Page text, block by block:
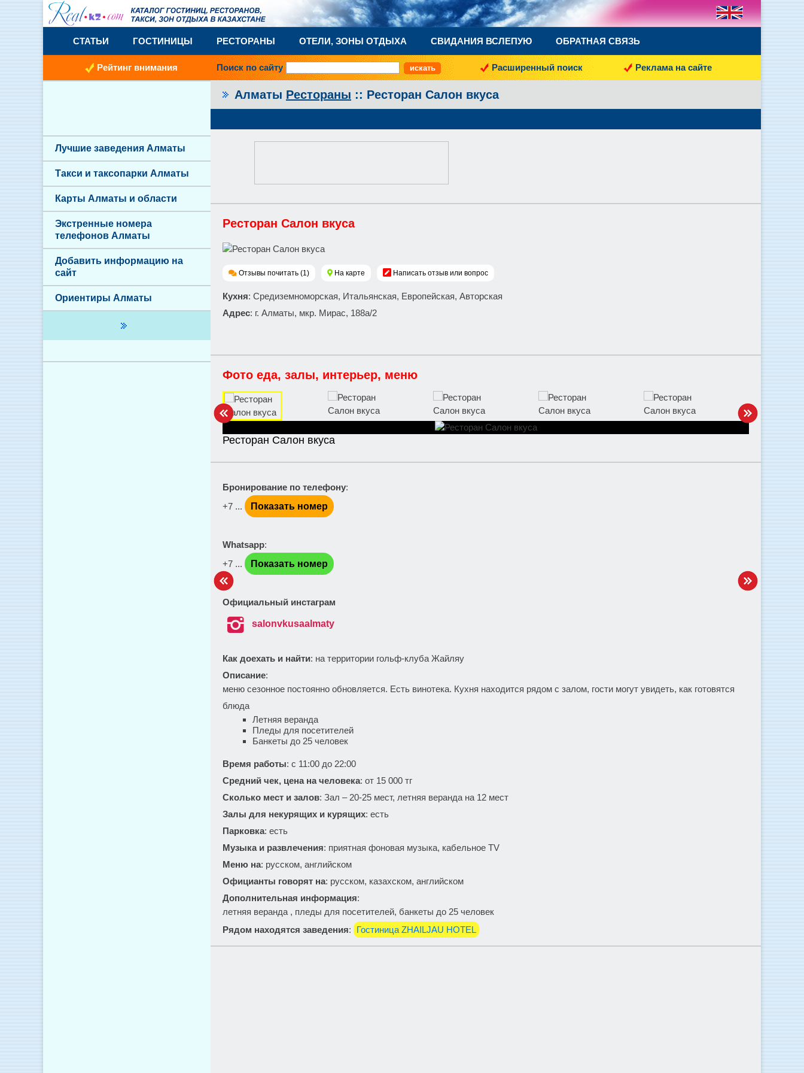
СТАТЬИ ГОСТИНИЦЫ РЕСТОРАНЫ ОТЕЛИ, ЗОНЫ ОТДЫХА СВИДАНИЯ ВСЛЕПУЮ ОБРАТНАЯ СВЯЗЬ
Рейтинг внимания Поиск по сайту Расширенный поиск Реклама на сайте
Алматы Рестораны :: Ресторан Салон вкуса
Ресторан Салон вкуса
Отзывы почитать (1) На карте Написать отзыв или вопрос
Кухня: Средиземноморская, Итальянская, Европейская, Авторская
Адрес: г. Алматы, мкр. Мирас, 188а/2
Фото еда, залы, интерьер, меню
Ресторан Салон вкуса
Бронирование по телефону:
+7 ...
Показать номер
Whatsapp:
+7 ...
Показать номер
Официальный инстаграм
 salonvkusaalmaty
Как доехать и найти: на территории гольф-клуба Жайляу
Описание:
меню сезонное постоянно обновляется. Есть винотека. Кухня находится рядом с залом, гости могут увидеть, как готовятся
блюда
Летняя веранда
Пледы для посетителей
Банкеты до 25 человек
Время работы: с 11:00 до 22:00
Средний чек, цена на человека: от 15 000 тг
Сколько мест и залов: Зал – 20-25 мест, летняя веранда на 12 мест
Залы для некурящих и курящих: есть
Парковка: есть
Музыка и развлечения: приятная фоновая музыка, кабельное TV
Меню на: русском, английском
Официанты говорят на: русском, казахском, английском
Дополнительная информация:
летняя веранда , пледы для посетителей, банкеты до 25 человек
Рядом находятся заведения: Гостиница ZHAILJAU HOTEL
Лучшие заведения Алматы
Такси и таксопарки Алматы
Карты Алматы и области
Экстренные номера
телефонов Алматы
Добавить информацию на
сайт
Ориентиры Алматы